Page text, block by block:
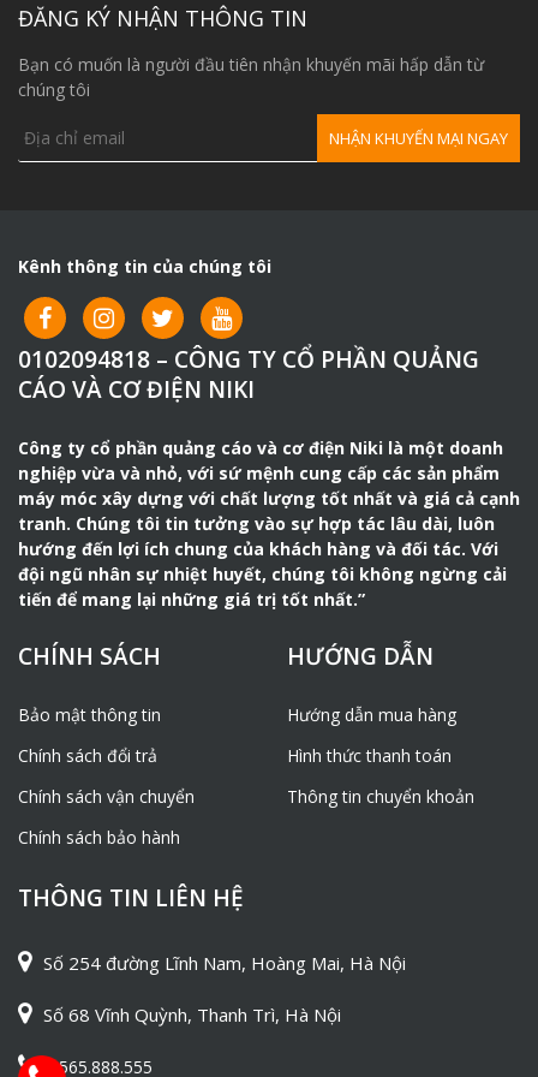
3. Ưu nhước điểm
– Ưu điểm:Thiết kế nhỏ gọn, tiện dụng, sử dụng điện
dân dụng 220V, nhiều sự lựa chọn.
Tải trọng nhỏ từ 200-1200kg, Lắp đặt
phức tạp hơn palang.
ĐĂNG KÝ NHẬN THÔNG TIN
Bạn có muốn là người đầu tiên nhận khuyến mãi hấp dẫn từ
chúng tôi
Kênh thông tin của chúng tôi
0102094818 – CÔNG TY CỔ PHẦN QUẢNG
CÁO VÀ CƠ ĐIỆN NIKI
Công ty cổ phần quảng cáo và cơ điện Niki là một doanh
nghiệp vừa và nhỏ, với sứ mệnh cung cấp các sản phẩm
máy móc xây dựng với chất lượng tốt nhất và giá cả cạnh
tranh. Chúng tôi tin tưởng vào sự hợp tác lâu dài, luôn
hướng đến lợi ích chung của khách hàng và đối tác. Với
đội ngũ nhân sự nhiệt huyết, chúng tôi không ngừng cải
tiến để mang lại những giá trị tốt nhất.”
CHÍNH SÁCH
Bảo mật thông tin
Chính sách đổi trả
Chính sách vận chuyển
Chính sách bảo hành
HƯỚNG DẪN
Hướng dẫn mua hàng
Hình thức thanh toán
Thông tin chuyển khoản
THÔNG TIN LIÊN HỆ
Số 254 đường Lĩnh Nam, Hoàng Mai, Hà Nội
Số 68 Vĩnh Quỳnh, Thanh Trì, Hà Nội
0565.888.555